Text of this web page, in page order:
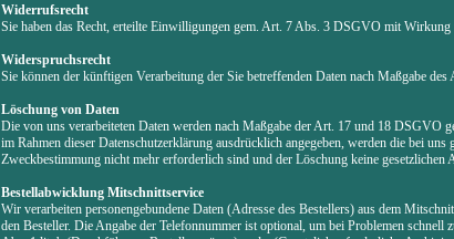
Widerrufsrecht
Sie haben das Recht, erteilte Einwilligungen gem. Art. 7 Abs. 3 DSGVO mit
Widerspruchsrecht
Sie können der künftigen Verarbeitung der Sie betreffenden Daten nach Maßgabe
Löschung von Daten
Die von uns verarbeiteten Daten werden nach Maßgabe der Art. 17 und 18 DSGVO
im Rahmen dieser Datenschutzerklärung ausdrücklich angegeben, werden die bei
Zweckbestimmung nicht mehr erforderlich sind und der Löschung keine gesetzlichen
Bestellabwicklung Mitschnittservice
Wir verarbeiten personengebundene Daten (Adresse des Bestellers) aus dem
den Besteller. Die Angabe der Telefonnummer ist optional, um bei Problemen